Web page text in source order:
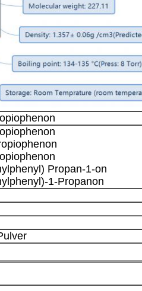
Propan-1-on
1-Propanon